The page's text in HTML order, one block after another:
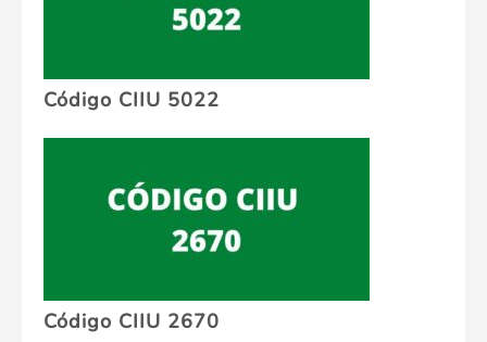
Código CIIU 5022
Código CIIU 2670